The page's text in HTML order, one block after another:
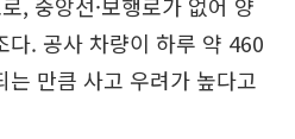
다. 공사 차량이 하루 약 460
는 만큼 사고 우려가 높다고